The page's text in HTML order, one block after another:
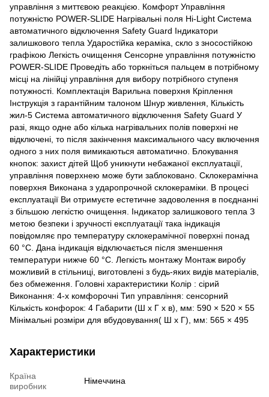
управління з миттєвою реакцією. Комфорт Управління
потужністю POWER-SLIDE Нагрівальні поля Hi-Light Система
автоматичного відключення Safety Guard Індикатори
залишкового тепла Ударостійка кераміка, скло з зносостійкою
графікою Легкість очищення Сенсорне управління потужністю
POWER-SLIDE Проведіть або торкніться пальцем в потрібному
місці на лінійці управління для вибору потрібного ступеня
потужності. Комплектація Варильна поверхня Кріплення
Інструкція з гарантійним талоном Шнур живлення, Кількість
жил-5 Система автоматичного відключення Safety Guard У
разі, якщо одне або кілька нагрівальних полів поверхні не
відключені, то після закінчення максимального часу включення
одного з них поля вимикаються автоматично. Блокування
кнопок: захист дітей Щоб уникнути небажаної експлуатації,
управління поверхнею може бути заблоковано. Склокерамічна
поверхня Виконана з ударопрочной склокераміки. В процесі
експлуатації Ви отримуєте естетичне задоволення в поєднанні
з більшою легкістю очищення. Індикатор залишкового тепла З
метою безпеки і зручності експлуатації така індикація
повідомляє про температуру склокерамічної поверхні понад
60 °C. Дана індикація відключається після зменшення
температури нижче 60 °C. Легкість монтажу Монтаж виробу
можливий в стільниці, виготовлені з будь-яких видів матеріалів,
без обмеження. Головні характеристики Колір : сірий
Виконання: 4-х комфорочні Тип управління: сенсорний
Кількість конфорок: 4 Габарити (Ш x Г x в), мм: 590 × 520 × 55
Мінімальні розміри для вбудовування( Ш x Г), мм: 565 × 495
Характеристики
Країна
виробник
Німеччина